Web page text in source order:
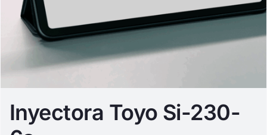
Inyectora Toyo Si-230-